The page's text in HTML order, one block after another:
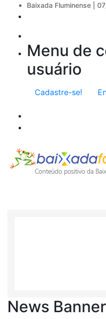
Baixada Fluminense |
Menu de
usuário
Cadastre-se!
News Banner